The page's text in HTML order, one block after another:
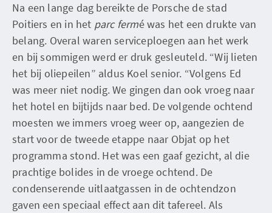
Na een lange dag bereikte de Porsche de stad
Poitiers en in het parc fermé was het een drukte van
belang. Overal waren serviceploegen aan het werk
en bij sommigen werd er druk gesleuteld. “Wij lieten
het bij oliepeilen” aldus Koel senior. “Volgens Ed
was meer niet nodig. We gingen dan ook vroeg naar
het hotel en bijtijds naar bed. De volgende ochtend
moesten we immers vroeg weer op, aangezien de
start voor de tweede etappe naar Objat op het
programma stond. Het was een gaaf gezicht, al die
prachtige bolides in de vroege ochtend. De
condenserende uitlaatgassen in de ochtendzon
gaven een speciaal effect aan dit tafereel. Als